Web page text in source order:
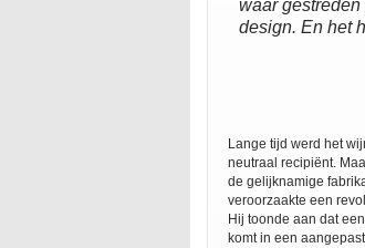
waar
design. En het
Lange tijd werd het
neutraal recipiënt.
de gelijknamige
veroorzaakte een
Hij toonde aan dat
komt in een